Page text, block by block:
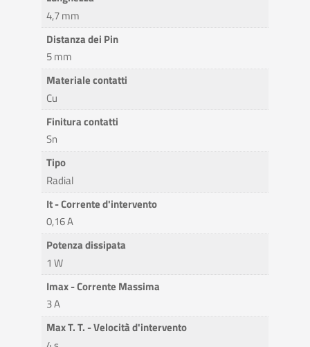
4,7 mm
Distanza dei Pin
5 mm
Materiale contatti
Cu
Finitura contatti
Sn
Tipo
Radial
It - Corrente d'intervento
0,16 A
Potenza dissipata
1 W
Imax - Corrente Massima
3 A
Max T. T. - Velocità d'intervento